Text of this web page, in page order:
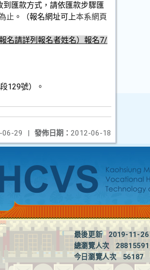
到匯款方式，請依匯款步驟匯
止 。（報名網址可上本系網頁
名請詳列報名者姓名）報名7/
129號）。
發佈日期： 2012-06-18
06-29 |
最後更新
2019-11-26
總瀏覽人次
28815591
今日瀏覽人次
56187